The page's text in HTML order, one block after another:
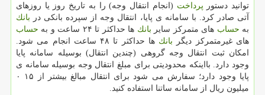
توانید دستور پرداخت (انجام انتقال وجه) را به تاریخ روز یا روزهای
آتی صادر كرد. با سامانه ی پایا، انتقال وجه از سپرده بانكی در بانك
به حساب های متمركز سایر بانك ها حداكثر تا ۲۴ ساعت و به
حساب
های غیرمتمركز دیگر بانك
ها حداكثر تا ۴۸ ساعت انجام می شود.
امكان ثبت انتقال وجه گروهی (چندین انتقال) بوسیله سامانه پایا
وجود دارد. بااینكه محدودیتی برای مبلغ انتقال وجه بوسیله سامانه ی
پایا وجود دارد؛ سفارش می شود برای انتقال مبالغ بیشتر از ۱۵ ۰
میلیون ریال از سامانه ساتنا استفاده كنید.